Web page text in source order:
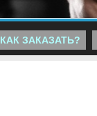
КАК ЗАКАЗАТЬ?